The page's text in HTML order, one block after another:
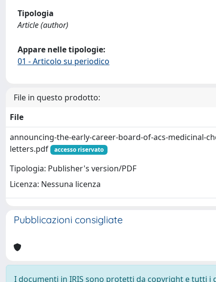
Tipologia
Article (author)
Appare nelle tipologie:
01 - Articolo su periodico
File in questo prodotto:
File
announcing-the-early-career-board-of-acs-medicinal-
letters.pdf
accesso riservato
Tipologia: Publisher's version/PDF
Licenza: Nessuna licenza
Pubblicazioni consigliate
I documenti in IRIS sono protetti da copyright e tutti i